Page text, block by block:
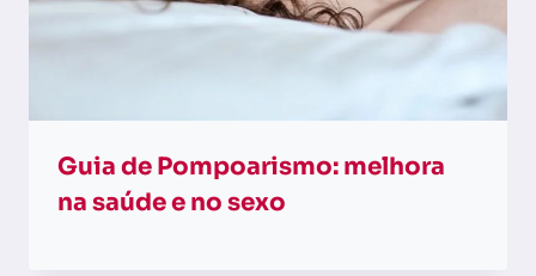
Guia de Pompoarismo: melhora
na saúde e no sexo